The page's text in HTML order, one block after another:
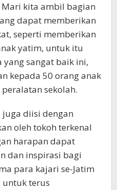
kita ambil bagian
dapat memberikan
seperti memberikan
yatim, untuk itu
yang sangat baik ini,
kepada 50 orang anak
sekolah.
diisi dengan
oleh tokoh terkenal
harapan dapat
dan inspirasi bagi
para kajari se-Jatim
terus